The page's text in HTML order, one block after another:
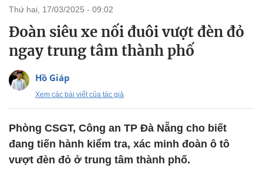
thứ hai, 17/03/2025 - 09:02
Đoàn siêu xe nối đuôi vượt đèn đỏ
ngay trung tâm thành phố
Hồ Giáp
Xem các bài viết của tác giả
Phòng CSGT, Công an TP Đà Nẵng cho biết
đang tiến hành kiểm tra, xác minh đoàn ô tô
vượt đèn đỏ ở trung tâm thành phố.